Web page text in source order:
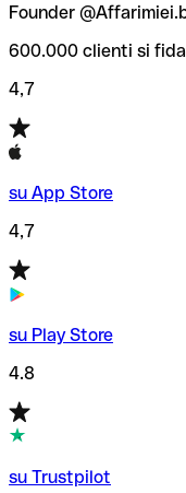
Founder
600.000 clienti si
4,7
su App Store
4,7
su Play Store
4.8
su Trustpilot